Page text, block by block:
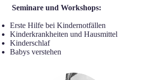
Seminare und Workshops:
Erste Hilfe bei Kindernotfällen
Kinderkrankheiten und Hausmittel
Kinderschlaf
Babys verstehen